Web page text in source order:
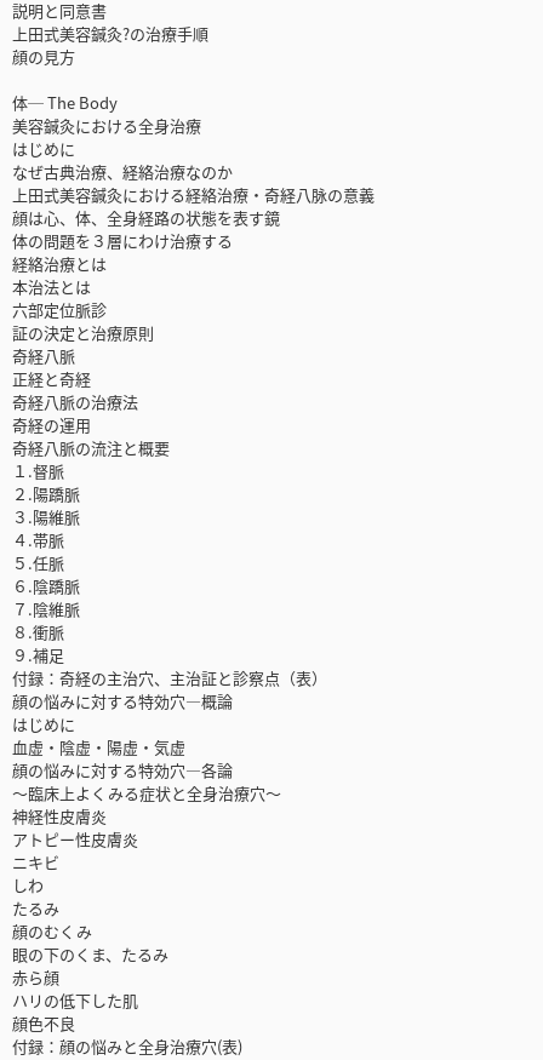
説明と同意書
上田式美容鍼灸?の治療手順
顔の見方
体─ The Body
美容鍼灸における全身治療
はじめに
なぜ古典治療、経絡治療なのか
上田式美容鍼灸における経絡治療・奇経八脉の意義
顔は心、体、全身経路の状態を表す鏡
体の問題を３層にわけ治療する
経絡治療とは
本治法とは
六部定位脈診
証の決定と治療原則
奇経八脈
正経と奇経
奇経八脈の治療法
奇経の運用
奇経八脈の流注と概要
１.督脈
２.陽蹻脈
３.陽維脈
４.帯脈
５.任脈
６.陰蹻脈
７.陰維脈
８.衝脈
９.補足
付録：奇経の主治穴、主治証と診察点（表）
顔の悩みに対する特効穴―概論
はじめに
血虚・陰虚・陽虚・気虚
顔の悩みに対する特効穴―各論
～臨床上よくみる症状と全身治療穴～
神経性皮膚炎
アトピー性皮膚炎
ニキビ
しわ
たるみ
顔のむくみ
眼の下のくま、たるみ
赤ら顔
ハリの低下した肌
顔色不良
付録：顔の悩みと全身治療穴(表)